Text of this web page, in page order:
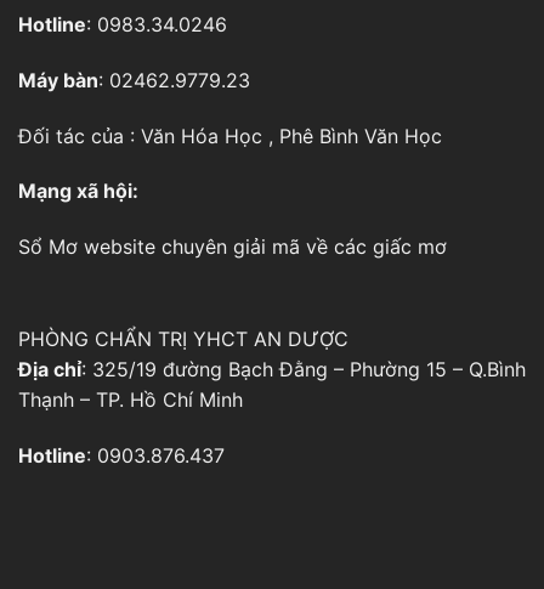
Hotline: 0983.34.0246
Máy bàn: 02462.9779.23
Đối tác của : Văn Hóa Học , Phê Bình Văn Học
Mạng xã hội:
Sổ Mơ website chuyên giải mã về các giấc mơ
PHÒNG CHẨN TRỊ YHCT AN DƯỢC
Địa chỉ: 325/19 đường Bạch Đằng – Phường 15 – Q.Bình
Thạnh – TP. Hồ Chí Minh
Hotline: 0903.876.437